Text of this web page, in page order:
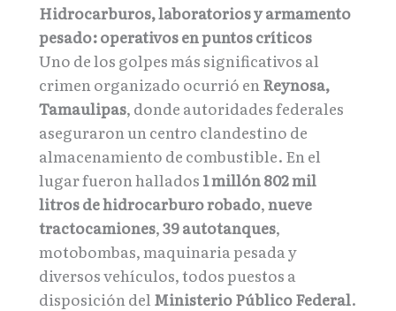
Hidrocarburos, laboratorios y armamento
pesado: operativos en puntos críticos
Uno de los golpes más significativos al
crimen organizado ocurrió en Reynosa,
Tamaulipas, donde autoridades federales
aseguraron un centro clandestino de
almacenamiento de combustible. En el
lugar fueron hallados 1 millón 802 mil
litros de hidrocarburo robado,nueve
tractocamiones,39 autotanques,
motobombas, maquinaria pesada y
diversos vehículos, todos puestos a
disposición del Ministerio Público Federal.